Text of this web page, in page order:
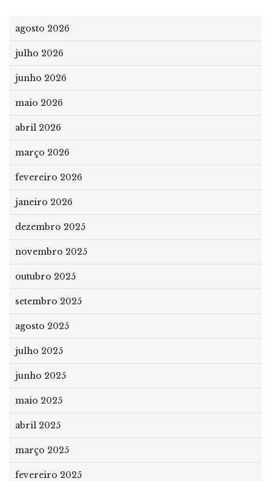
agosto 2026
julho 2026
junho 2026
maio 2026
abril 2026
março 2026
fevereiro 2026
janeiro 2026
dezembro 2025
novembro 2025
outubro 2025
setembro 2025
agosto 2025
julho 2025
junho 2025
maio 2025
abril 2025
março 2025
fevereiro 2025